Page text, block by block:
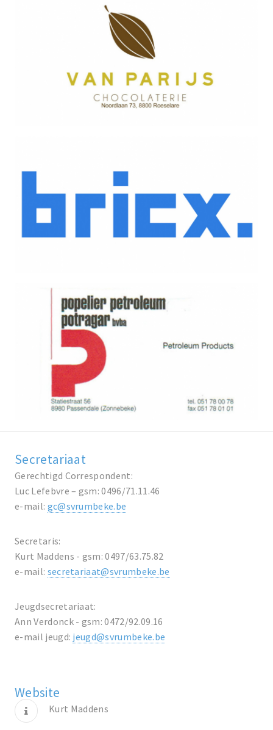
Secretariaat
Gerechtigd Correspondent:
Luc Lefebvre – gsm: 0496/71.11.46
e-mail: gc@svrumbeke.be
Secretaris:
Kurt Maddens - gsm: 0497/63.75.82
e-mail: secretariaat@svrumbeke.be
Jeugdsecretariaat:
Ann Verdonck - gsm: 0472/92.09.16
e-mail jeugd: jeugd@svrumbeke.be
Website
Kurt Maddens